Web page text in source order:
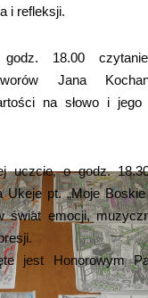
i refleksji.
18.00
Jana
na słowo i jego
uczcie, o godz.
Ukeje pt. „Moje
świat emocji,
jest Honorowym